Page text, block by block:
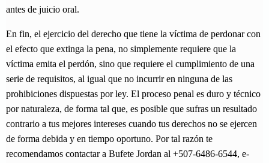
antes de juicio oral.
En fin, el ejercicio del derecho que tiene la víctima de perdonar con
el efecto que extinga la pena, no simplemente requiere que la
víctima emita el perdón, sino que requiere el cumplimiento de una
serie de requisitos, al igual que no incurrir en ninguna de las
prohibiciones dispuestas por ley. El proceso penal es duro y técnico
por naturaleza, de forma tal que, es posible que sufras un resultado
contrario a tus mejores intereses cuando tus derechos no se ejercen
de forma debida y en tiempo oportuno. Por tal razón te
recomendamos contactar a Bufete Jordan al +507-6486-6544, e-